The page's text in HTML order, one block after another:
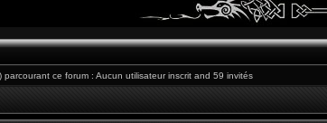
parcourant ce forum : Aucun utilisateur inscrit and 59 invités